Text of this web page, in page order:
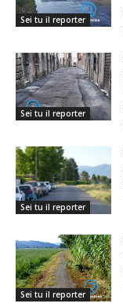
Sei tu il reporter
Sei tu il reporter
Sei tu il reporter
Sei tu il reporter